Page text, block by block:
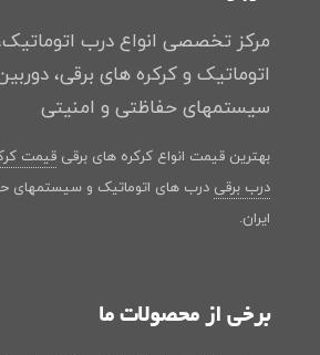
مرکز تخصصی انواع درب
اتوماتیک و کرکره های برقی،
سیستمهای حفاظتی و امنیتی
بهترین قیمت انواع کرکره های برقی قیمت
درب برقی درب های اتوماتیک و سیستمهای
ایران.
برخی از محصولات ما